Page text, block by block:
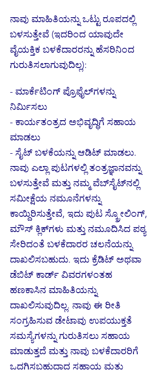
ನಾವು ಮಾಹಿತಿಯನ್ನು ಒಟ್ಟು ರೂಪದಲ್ಲಿ
ಬಳಸುತ್ತೇವೆ (ಇದರಿಂದ ಯಾವುದೇ
ವೈಯಕ್ತಿಕ ಬಳಕೆದಾರರನ್ನು ಹೆಸರಿನಿಂದ
ಗುರುತಿಸಲಾಗುವುದಿಲ್ಲ):
- ಮಾರ್ಕೆಟಿಂಗ್ ಪ್ರೊಫೈಲ್‌ಗಳನ್ನು
ನಿರ್ಮಿಸಲು
- ಕಾರ್ಯತಂತ್ರದ ಅಭಿವೃದ್ಧಿಗೆ ಸಹಾಯ
ಮಾಡಲು
- ಸೈಟ್ ಬಳಕೆಯನ್ನು ಆಡಿಟ್ ಮಾಡಲು.
ನಾವು ಎಲ್ಲಾ ಪುಟಗಳಲ್ಲಿ ತಂತ್ರಜ್ಞಾನವನ್ನು
ಬಳಸುತ್ತೇವೆ ಮತ್ತು ನಮ್ಮ ವೆಬ್‌ಸೈಟ್‌ನಲ್ಲಿ
ಸಮೀಕ್ಷೆಯ ನಮೂನೆಗಳನ್ನು
ಕಾಯ್ದಿರಿಸುತ್ತೇವೆ, ಇದು ಪುಟ ಸ್ಕ್ರೋಲಿಂಗ್,
ಮೌಸ್ ಕ್ಲಿಕ್‌ಗಳು ಮತ್ತು ನಮೂದಿಸಿದ ಪಠ್ಯ
ಸೇರಿದಂತೆ ಬಳಕೆದಾರರ ಚಲನೆಯನ್ನು
ದಾಖಲಿಸಬಹುದು. ಇದು ಕ್ರೆಡಿಟ್ ಅಥವಾ
ಡೆಬಿಟ್ ಕಾರ್ಡ್ ವಿವರಗಳಂತಹ
ಹಣಕಾಸಿನ ಮಾಹಿತಿಯನ್ನು
ದಾಖಲಿಸುವುದಿಲ್ಲ. ನಾವು ಈ ರೀತಿ
ಸಂಗ್ರಹಿಸುವ ಡೇಟಾವು ಉಪಯುಕ್ತತೆ
ಸಮಸ್ಯೆಗಳನ್ನು ಗುರುತಿಸಲು ಸಹಾಯ
ಮಾಡುತ್ತದೆ ಮತ್ತು ನಾವು ಬಳಕೆದಾರರಿಗೆ
ಒದಗಿಸಬಹುದಾದ ಸಹಾಯ ಮತ್ತು